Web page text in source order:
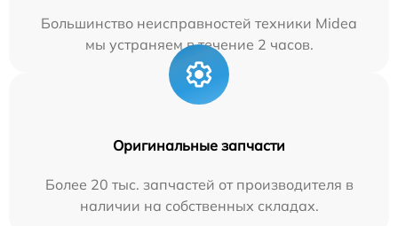
Большинство неисправностей техники Midea
мы устраняем в течение 2 часов.
Оригинальные запчасти
Более 20 тыс. запчастей от производителя в
наличии на собственных складах.